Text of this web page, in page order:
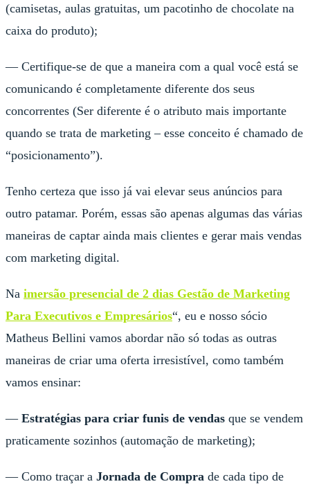
(camisetas, aulas gratuitas, um pacotinho de chocolate na
caixa do produto);
— Certifique-se de que a maneira com a qual você está se
comunicando é completamente diferente dos seus
concorrentes (Ser diferente é o atributo mais importante
quando se trata de marketing – esse conceito é chamado de
“posicionamento”).
Tenho certeza que isso já vai elevar seus anúncios para
outro patamar. Porém, essas são apenas algumas das várias
maneiras de captar ainda mais clientes e gerar mais vendas
com marketing digital.
Na imersão presencial de 2 dias Gestão de Marketing
Para Executivos e Empresários“, eu e nosso sócio
Matheus Bellini vamos abordar não só todas as outras
maneiras de criar uma oferta irresistível, como também
vamos ensinar:
— Estratégias para criar funis de vendas que se vendem
praticamente sozinhos (automação de marketing);
— Como traçar a Jornada de Compra de cada tipo de